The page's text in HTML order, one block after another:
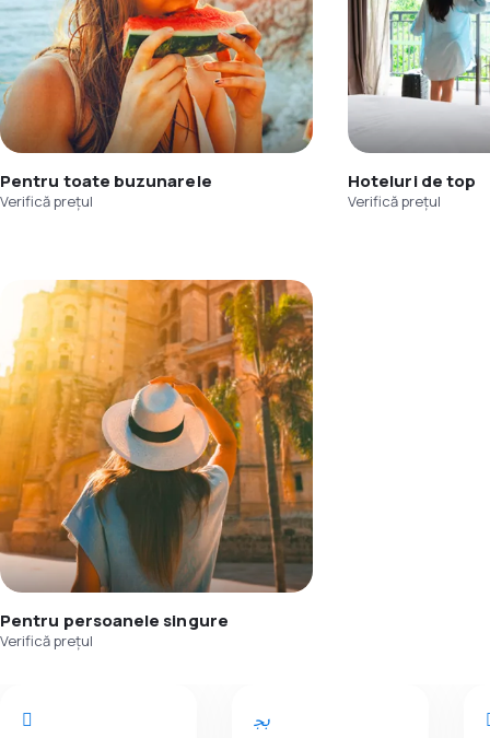
Pentru toate buzunarele
Verifică prețul
Hoteluri de top
Verifică prețul
Pentru persoanele singure
Verifică prețul